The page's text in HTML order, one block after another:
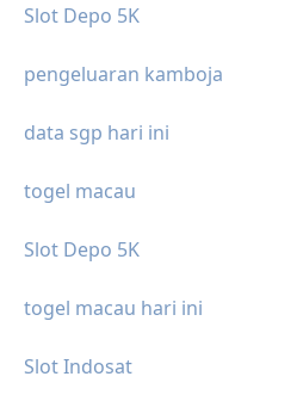
Slot Depo 5K
pengeluaran kamboja
data sgp hari ini
togel macau
Slot Depo 5K
togel macau hari ini
Slot Indosat